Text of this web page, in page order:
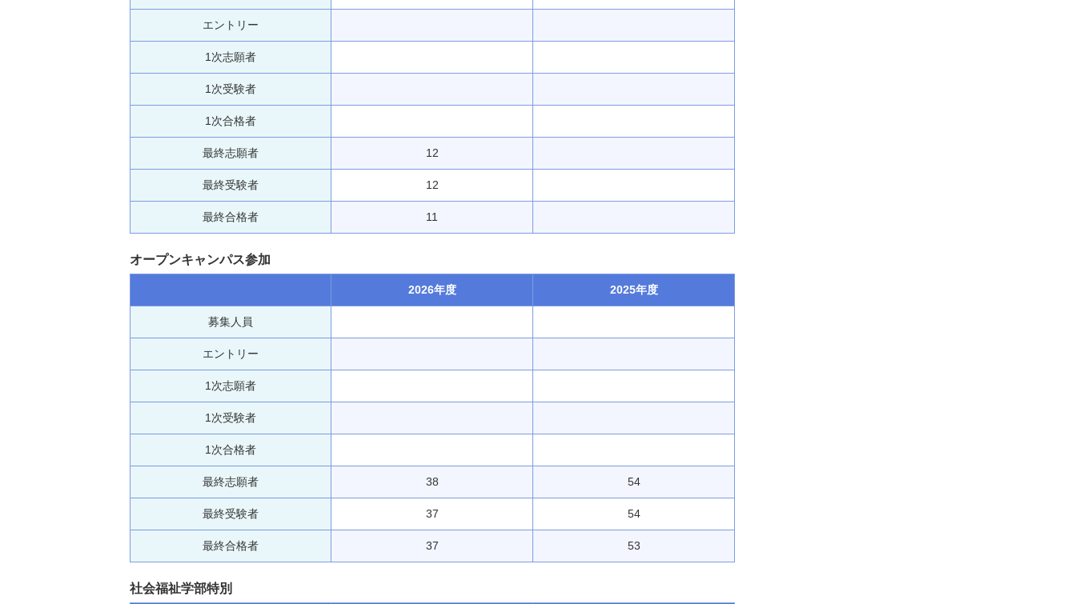
エントリー
1次志願者
1次受験者
1次合格者
最終志願者 12
最終受験者 12
最終合格者 11
オープンキャンパス参加
2026年度 2025年度
募集人員
エントリー
1次志願者
1次受験者
1次合格者
最終志願者 38 54
最終受験者 37 54
最終合格者 37 53
社会福祉学部特別